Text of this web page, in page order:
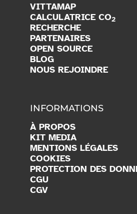
VITTAMAP
CALCULATRICE CO2
RECHERCHE
PARTENAIRES
OPEN SOURCE
BLOG
NOUS REJOINDRE
INFORMATIONS
À PROPOS
KIT MEDIA
MENTIONS LÉGALES
COOKIES
PROTECTION DES
CGU
CGV